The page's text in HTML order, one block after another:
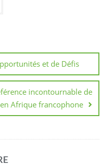
et de Défis
incontournable de
Afrique francophone